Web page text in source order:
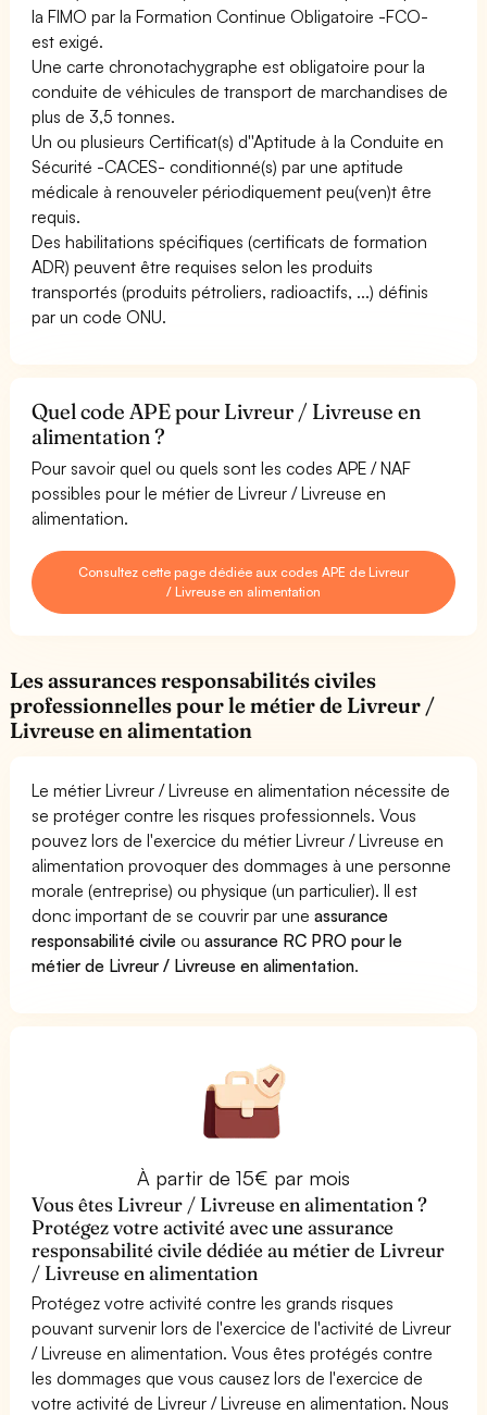
la FIMO par la Formation Continue Obligatoire -FCO-
est exigé.
Une carte chronotachygraphe est obligatoire pour la
conduite de véhicules de transport de marchandises de
plus de 3,5 tonnes.
Un ou plusieurs Certificat(s) d''Aptitude à la Conduite en
Sécurité -CACES- conditionné(s) par une aptitude
médicale à renouveler périodiquement peu(ven)t être
requis.
Des habilitations spécifiques (certificats de formation
ADR) peuvent être requises selon les produits
transportés (produits pétroliers, radioactifs, ...) définis
par un code ONU.
Quel code APE pour Livreur / Livreuse en
alimentation ?
Pour savoir quel ou quels sont les codes APE / NAF
possibles pour le métier de Livreur / Livreuse en
alimentation.
Consultez cette page dédiée aux codes APE de Livreur
/ Livreuse en alimentation
Les assurances responsabilités civiles
professionnelles pour le métier de Livreur /
Livreuse en alimentation
Le métier Livreur / Livreuse en alimentation nécessite de
se protéger contre les risques professionnels. Vous
pouvez lors de l'exercice du métier Livreur / Livreuse en
alimentation provoquer des dommages à une personne
morale (entreprise) ou physique (un particulier). Il est
donc important de se couvrir par uneassurance
responsabilité civile ouassurance RC PRO pour le
métier de Livreur / Livreuse en alimentation.
À partir de 15€ par mois
Vous êtes Livreur / Livreuse en alimentation ?
Protégez votre activité avec une assurance
responsabilité civile dédiée au métier de Livreur
/ Livreuse en alimentation
Protégez votre activité contre les grands risques
pouvant survenir lors de l'exercice de l'activité de Livreur
/ Livreuse en alimentation. Vous êtes protégés contre
les dommages que vous causez lors de l'exercice de
votre activité de Livreur / Livreuse en alimentation. Nous